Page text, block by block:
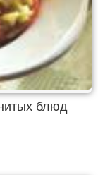
блюд